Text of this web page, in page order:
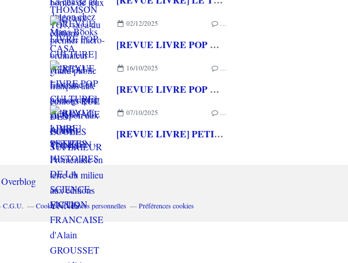
02/12/2025 …
[REVUE LIVRE POP CULTURE] HENTAI - Erotisme et pornographie au Japon aux éditions YNNIS
16/10/2025 …
[REVUE LIVRE POP CULTURE] HOMMAGE A JRR TOLKIEN - Promenade en terre du milieu aux éditions YNNIS
07/10/2025 …
[REVUE LIVRE] PETITES HISTOIRES DE LA SCIENCE-FICTION FRANCAISE d'Alain GROUSSET aux éditions ACTUSF
Overblog
C.G.U. Cookies et données personnelles Préférences cookies